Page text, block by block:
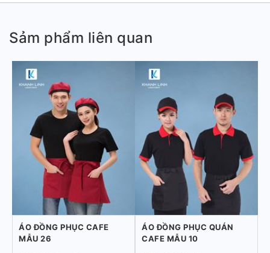
Sảm phẩm liên quan
ÁO ĐỒNG PHỤC CAFE
MẪU 26
ÁO ĐỒNG PHỤC QUÁN
CAFE MẪU 10